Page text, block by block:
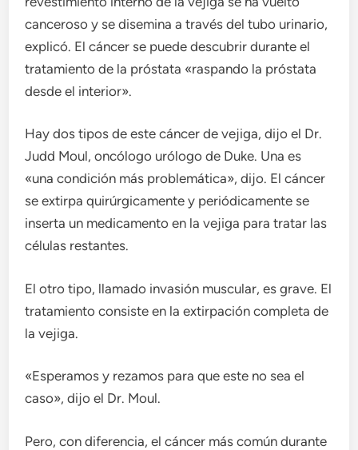
canceroso y se disemina a través del tubo urinario,
explicó. El cáncer se puede descubrir durante el
tratamiento de la próstata «raspando la próstata
desde el interior».
Hay dos tipos de este cáncer de vejiga, dijo el Dr.
Judd Moul, oncólogo urólogo de Duke. Una es
«una condición más problemática», dijo. El cáncer
se extirpa quirúrgicamente y periódicamente se
inserta un medicamento en la vejiga para tratar las
células restantes.
El otro tipo, llamado invasión muscular, es grave. El
tratamiento consiste en la extirpación completa de
la vejiga.
«Esperamos y rezamos para que este no sea el
caso», dijo el Dr. Moul.
Pero, con diferencia, el cáncer más común durante